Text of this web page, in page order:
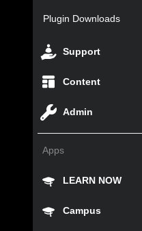
Plugin Downloads
Support
Content
Admin
Apps
LEARN NOW
Campus